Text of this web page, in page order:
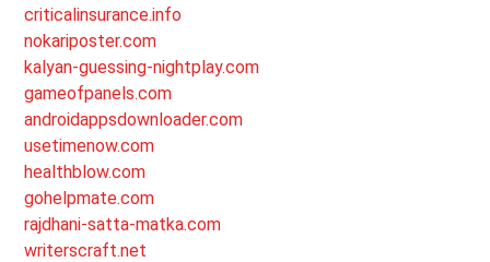
criticalinsurance.info
nokariposter.com
kalyan-guessing-nightplay.com
gameofpanels.com
androidappsdownloader.com
usetimenow.com
healthblow.com
gohelpmate.com
rajdhani-satta-matka.com
writerscraft.net